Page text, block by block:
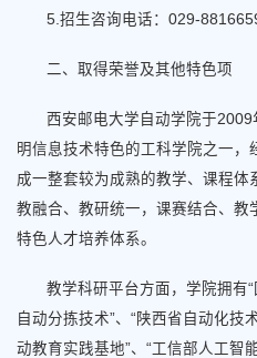
5.招生咨询电话：029-
二、取得荣誉及其他特色项
西安邮电大学自动学院于
明信息技术特色的工科学院之一
成一整套较为成熟的教学、课程体
教融合、教研统一，课赛结合、教
特色人才培养体系。
教学科研平台方面，学院拥
自动分拣技术”、“陕西省自动化技
动教育实践基地”、“工信部人工智